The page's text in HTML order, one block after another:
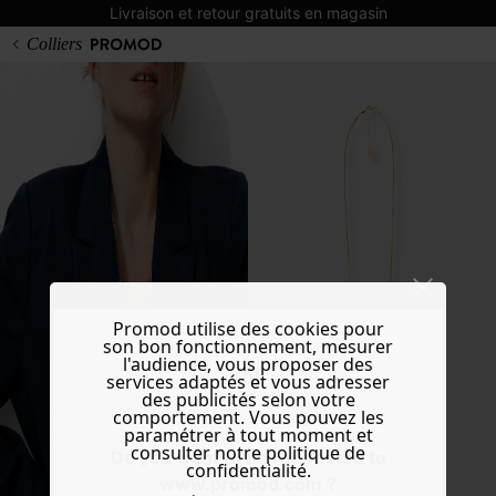
Livraison et retour gratuits en magasin
Do you want to be redirected to
www.promod.com ?
Colliers
Promod utilise des cookies pour
son bon fonctionnement, mesurer
l'audience, vous proposer des
services adaptés et vous adresser
des publicités selon votre
comportement. Vous pouvez les
paramétrer à tout moment et
consulter notre politique de
confidentialité.